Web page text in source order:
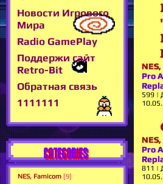
Новости Игрового
Мира
Radio GamePlay
Поддержи сайт
Retro-Bit
Обратная связь
1111111
CATEGORIES
NES, Famicom [9]
Pro
599 |
Pro
811 |